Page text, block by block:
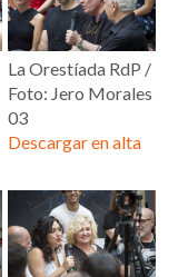
La Orestíada RdP /
Foto: Jero Morales
03
Descargar en alta